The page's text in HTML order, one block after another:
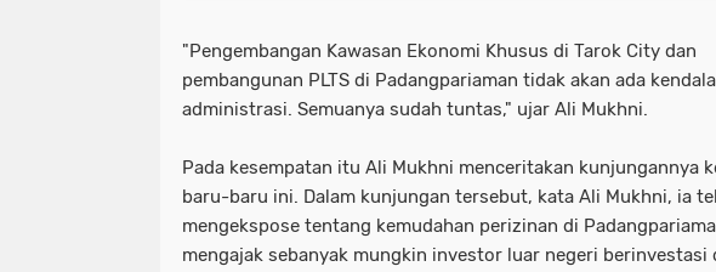
"Pengembangan Kawasan Ekonomi Khusus di Tarok City dan
pembangunan PLTS di Padangpariaman tidak akan ada kendala
administrasi. Semuanya sudah tuntas," ujar Ali Mukhni.
Pada kesempatan itu Ali Mukhni menceritakan kunjungannya
baru-baru ini. Dalam kunjungan tersebut, kata Ali Mukhni, ia
mengekspose tentang kemudahan perizinan di
mengajak sebanyak mungkin investor luar negeri berinvestasi